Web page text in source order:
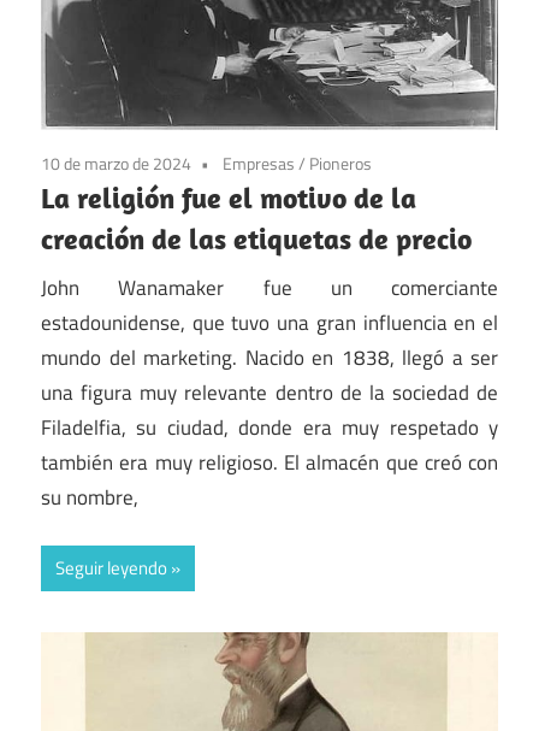
10 de marzo de 2024 Empresas/ Pioneros
La religión fue el motivo de la
creación de las etiquetas de precio
John Wanamaker fue un comerciante
estadounidense, que tuvo una gran influencia en el
mundo del marketing. Nacido en 1838, llegó a ser
una figura muy relevante dentro de la sociedad de
Filadelfia, su ciudad, donde era muy respetado y
también era muy religioso. El almacén que creó con
su nombre,
Seguir leyendo